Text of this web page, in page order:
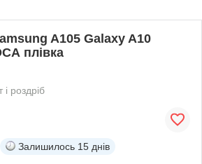
A105 Galaxy A10
плівка
і роздріб
Залишилось 15 днів